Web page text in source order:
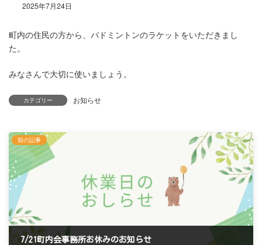
2025年7月24日
町内の住民の方から、バドミントンのラケットをいただきまし
た。
みなさんで大切に使いましょう。
カテゴリー お知らせ
前の記事
7/21町内会事務所お休みのお知らせ